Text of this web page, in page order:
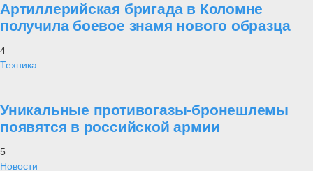
Артиллерийская бригада в Коломне
получила боевое знамя нового образца
4
Техника
Уникальные противогазы-бронешлемы
появятся в российской армии
5
Новости